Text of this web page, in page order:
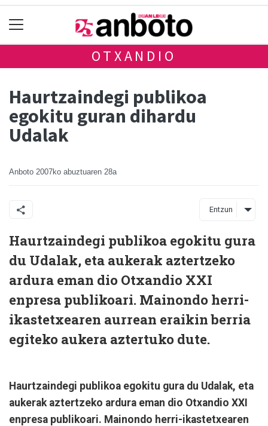
OTXANDIO
Haurtzaindegi publikoa
egokitu guran dihardu
Udalak
Anboto 2007ko abuztuaren 28a
Entzun
Haurtzaindegi publikoa egokitu gura
du Udalak, eta aukerak aztertzeko
ardura eman dio Otxandio XXI
enpresa publikoari. Mainondo herri-
ikastetxearen aurrean eraikin berria
egiteko aukera aztertuko dute.
Haurtzaindegi publikoa egokitu gura du Udalak, eta
aukerak aztertzeko ardura eman dio Otxandio XXI
enpresa publikoari. Mainondo herri-ikastetxearen